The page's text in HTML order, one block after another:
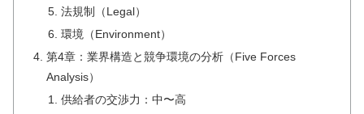
法規制（Legal）
環境（Environment）
第4章：業界構造と競争環境の分析（Five Forces
Analysis）
供給者の交渉力：中〜高